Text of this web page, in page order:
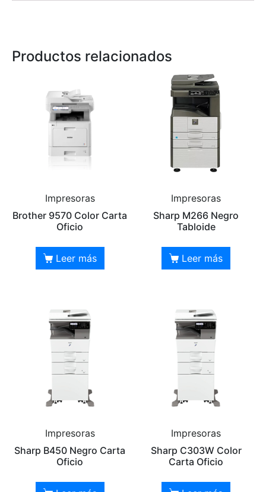
Productos relacionados
Impresoras
Brother 9570 Color Carta
Oficio
Leer más
Impresoras
Sharp M266 Negro
Tabloide
Leer más
Impresoras
Sharp B450 Negro Carta
Oficio
Impresoras
Sharp C303W Color
Carta Oficio